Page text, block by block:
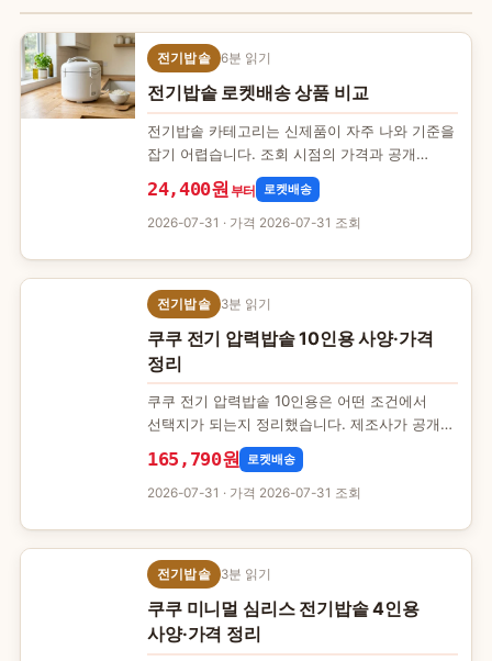
전기밥솥 6분 읽기
전기밥솥 로켓배송 상품 비교
전기밥솥 카테고리는 신제품이 자주 나와 기준을
잡기 어렵습니다. 조회 시점의 가격과 공개
사양만으로 8개 제품을 설치 공간과 가격
기준으로 분류했습니다. 어떤 기…
24,400원 부터 로켓배송
2026-07-31 · 가격 2026-07-31 조회
전기밥솥 3분 읽기
쿠쿠 전기 압력밥솥 10인용 사양·가격
정리
쿠쿠 전기 압력밥솥 10인용은 어떤 조건에서
선택지가 되는지 정리했습니다. 제조사가 공개한
사양과 조회 시점의 가격·배송 조건을 정리했고,
사용 후기나 평점은 다…
165,790원 로켓배송
2026-07-31 · 가격 2026-07-31 조회
전기밥솥 3분 읽기
쿠쿠 미니멀 심리스 전기밥솥 4인용
사양·가격 정리